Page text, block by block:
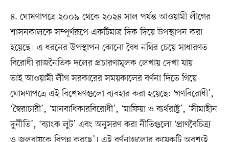
৪. ঘোষণাপত্রে ২০০৯ থেকে ২০২৪ সাল পর্যন্ত আওয়ামী লীগের
শাসনকালকে সম্পূর্ণরূপে একটিমাত্র দিক দিয়ে উপস্থাপন করা
হয়েছে। এ ধরনের উপস্থাপন কোনো বৈধ নথির চেয়ে সাধারণত
বিরোধী রাজনৈতিক দলের প্রচারণামূলক লেখায় দেখা যায়।
তাই আওয়ামী লীগ সরকারের সময়কালের বর্ণনা দিতে গিয়ে
ঘোষণাপত্রে এই বিশেষণগুলো ব্যবহার করা হয়েছে: ‘গণবিরোধী’,
‘স্বৈরাচারী’, ‘মানবাধিকারবিরোধী’, ‘মাফিয়া ও ব্যর্থরাষ্ট্র’, ‘সীমাহীন
দুর্নীতি’, ‘ব্যাংক লুট’ এবং অনুসরণ করা নীতিগুলো ‘প্রাণবৈচিত্র্য